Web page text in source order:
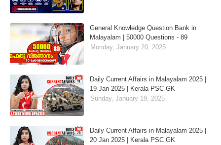
General Knowledge Question Bank in
Malayalam | 50000 Questions - 89
Monday, January 20, 2025
Daily Current Affairs in Malayalam 2025 |
19 Jan 2025 | Kerala PSC GK
Sunday, January 19, 2025
Daily Current Affairs in Malayalam 2025 |
20 Jan 2025 | Kerala PSC GK